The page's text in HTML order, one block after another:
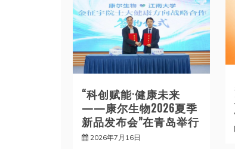
“科创赋能·健康未来
——康尔生物2026夏季
新品发布会”在青岛举行
2026年7月16日